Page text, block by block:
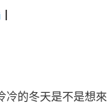
的冬天是不是想